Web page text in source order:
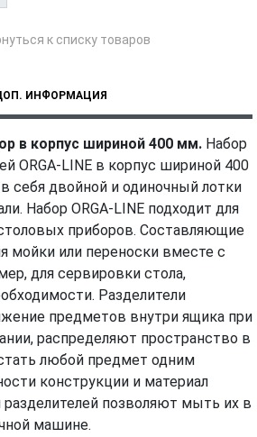
к списку товаров
ИНФОРМАЦИЯ
в корпус шириной 400 мм. Набор
ORGA-LINE в корпус шириной 400
себя двойной и одиночный лотки
Набор ORGA-LINE подходит для
приборов. Составляющие
мойки или переноски вместе с
для сервировки стола,
Разделители
предметов внутри ящика при
распределяют пространство в
любой предмет одним
конструкции и материал
разделителей позволяют мыть их в
машине.